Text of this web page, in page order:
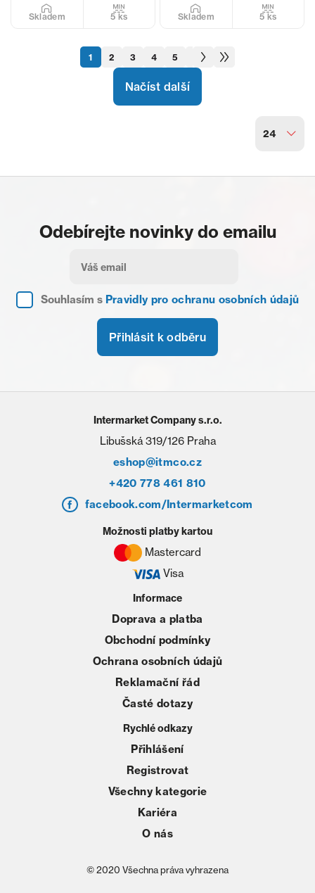
Skladem 5 ks Skladem 5 ks
Načíst další
1 2 3 4 5
24
Odebírejte novinky do emailu
Souhlasím s Pravidly pro ochranu osobních údajů
Přihlásit k odběru
Intermarket Company s.r.o.
Libušská 319/126 Praha
eshop@itmco.cz
+420 778 461 810
facebook.com/Intermarketcom
Informace
Doprava a platba
Obchodní podmínky
Ochrana osobních údajů
Reklamační řád
Časté dotazy
Rychlé odkazy
Přihlášení
Registrovat
Všechny kategorie
Kariéra
O nás
Možnosti platby kartou
Mastercard
Visa
© 2020 Všechna práva vyhrazena